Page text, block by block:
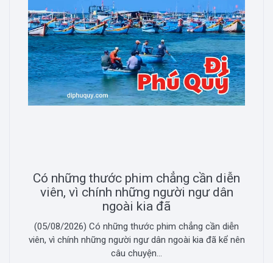
Có những thước phim chẳng cần diễn
viên, vì chính những người ngư dân
ngoài kia đã
(05/08/2026) Có những thước phim chẳng cần diễn
viên, vì chính những người ngư dân ngoài kia đã kể nên
câu chuyện...